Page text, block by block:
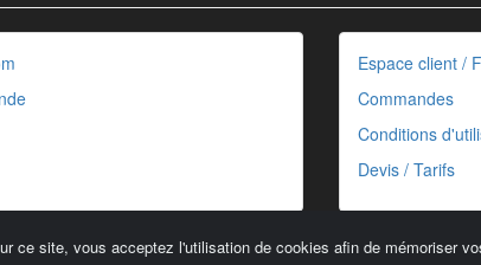
ce site, vous acceptez l'utilisation de cookies afin de mémoriser
Espace client /
Commandes
Conditions
Devis / Tarifs